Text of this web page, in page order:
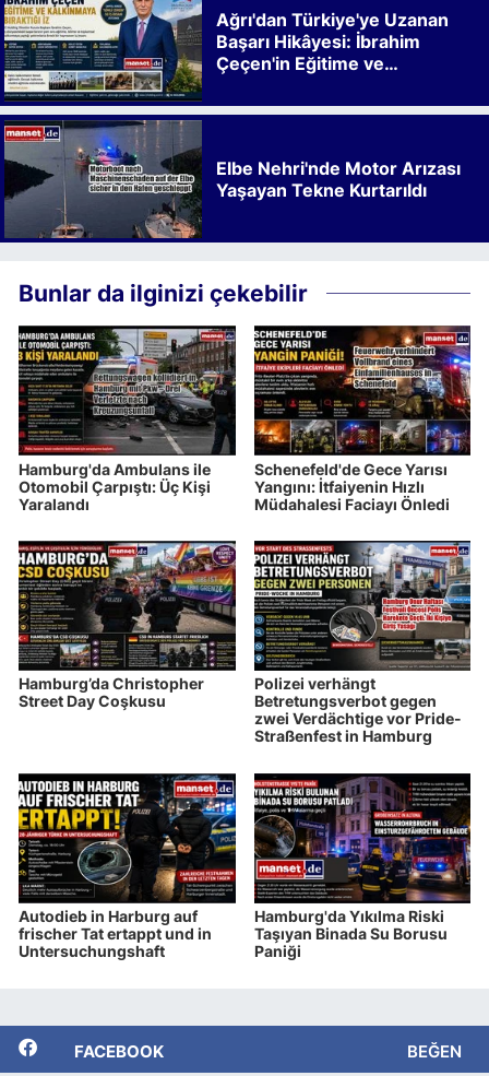
Ağrı'dan Türkiye'ye Uzanan
Başarı Hikâyesi: İbrahim
Çeçen'in Eğitime ve
Elbe Nehri'nde Motor Arızası
Yaşayan Tekne Kurtarıldı
Bunlar da ilginizi çekebilir
Hamburg'da Ambulans ile
Otomobil Çarpıştı: Üç Kişi
Yaralandı
Schenefeld'de Gece Yarısı
Yangını: İtfaiyenin Hızlı
Müdahalesi Faciayı Önledi
Hamburg’da Christopher
Street Day Coşkusu
Polizei verhängt
Betretungsverbot gegen
zwei Verdächtige vor Pride-
Straßenfest in Hamburg
Autodieb in Harburg auf
frischer Tat ertappt und in
Untersuchungshaft
Hamburg'da Yıkılma Riski
Taşıyan Binada Su Borusu
Paniği
FACEBOOK BEĞEN